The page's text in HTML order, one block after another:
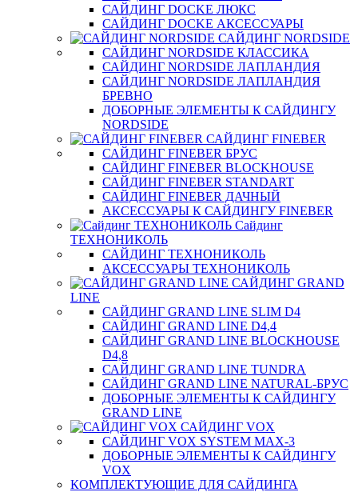
САЙДИНГ DOCKE ЛЮКС
САЙДИНГ DOCKE АКСЕССУАРЫ
САЙДИНГ NORDSIDE
САЙДИНГ NORDSIDE КЛАССИКА
САЙДИНГ NORDSIDE ЛАПЛАНДИЯ
САЙДИНГ NORDSIDE ЛАПЛАНДИЯ
БРЕВНО
ДОБОРНЫЕ ЭЛЕМЕНТЫ К САЙДИНГУ
NORDSIDE
САЙДИНГ FINEBER
САЙДИНГ FINEBER БРУС
САЙДИНГ FINEBER BLOCKHOUSE
САЙДИНГ FINEBER STANDART
САЙДИНГ FINEBER ДАЧНЫЙ
АКСЕССУАРЫ К САЙДИНГУ FINEBER
Сайдинг
ТЕХНОНИКОЛЬ
САЙДИНГ ТЕХНОНИКОЛЬ
АКСЕССУАРЫ ТЕХНОНИКОЛЬ
САЙДИНГ GRAND
LINE
САЙДИНГ GRAND LINE SLIM D4
САЙДИНГ GRAND LINE D4,4
САЙДИНГ GRAND LINE BLOCKHOUSE
D4,8
САЙДИНГ GRAND LINE TUNDRA
САЙДИНГ GRAND LINE NATURAL-БРУС
ДОБОРНЫЕ ЭЛЕМЕНТЫ К САЙДИНГУ
GRAND LINE
САЙДИНГ VOX
САЙДИНГ VOX SYSTEM MAX-3
ДОБОРНЫЕ ЭЛЕМЕНТЫ К САЙДИНГУ
VOX
КОМПЛЕКТУЮЩИЕ ДЛЯ САЙДИНГА